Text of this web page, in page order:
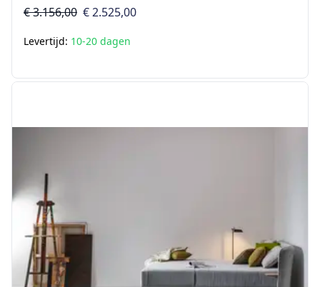
€ 3.156,00 € 2.525,00
Levertijd: 10-20 dagen